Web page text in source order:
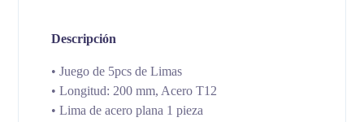
Descripción
• Juego de 5pcs de Limas
• Longitud: 200 mm, Acero T12
• Lima de acero plana 1 pieza